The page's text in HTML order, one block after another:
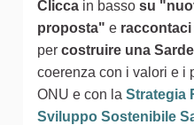
Clicca in basso su
proposta" e
per costruire una
coerenza con i valori e i
ONU e con la Strategia
Sviluppo Sostenibile